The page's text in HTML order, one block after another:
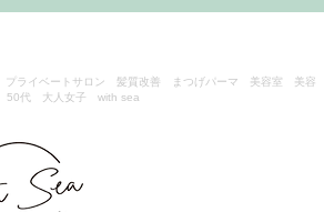
イベートサロン 髪質改善 まつげパーマ 美容室 美容
代 大人女子 with sea